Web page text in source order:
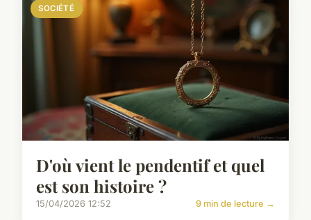
SOCIÉTÉ
D'où vient le pendentif et quel
est son histoire ?
15/04/2026 12:52 9 min de lecture →